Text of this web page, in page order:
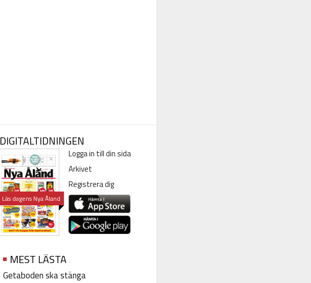
DIGITALTIDNINGEN
Läs dagens Nya Åland
Logga in till din sida
Arkivet
Registrera dig
MEST LÄSTA
Getaboden ska stänga